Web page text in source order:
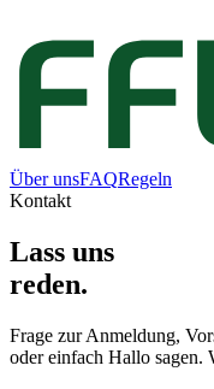
Über unsFAQRegeln
Kontakt
Lass uns
reden.
Frage zur Anmeldung,
oder einfach Hallo sagen.